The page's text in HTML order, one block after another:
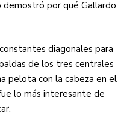
por qué Gallardo
diagonales para
de los tres centrales
pelota con la cabeza en el
lo más interesante de